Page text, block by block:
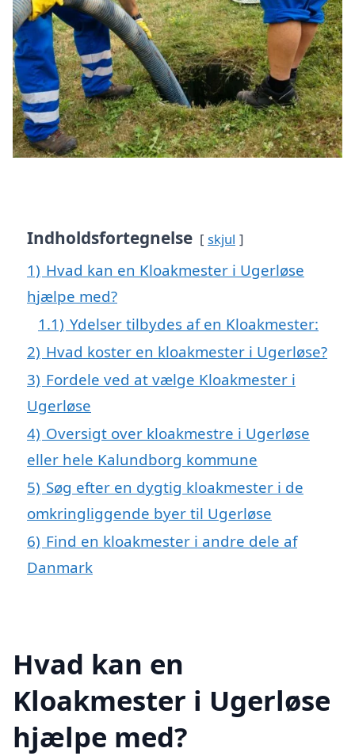
Indholdsfortegnelse skjul
1) Hvad kan en Kloakmester i Ugerløse
hjælpe med?
1.1) Ydelser tilbydes af en Kloakmester:
2) Hvad koster en kloakmester i Ugerløse?
3) Fordele ved at vælge Kloakmester i
Ugerløse
4) Oversigt over kloakmestre i Ugerløse
eller hele Kalundborg kommune
5) Søg efter en dygtig kloakmester i de
omkringliggende byer til Ugerløse
6) Find en kloakmester i andre dele af
Danmark
Hvad kan en
Kloakmester i Ugerløse
hjælpe med?